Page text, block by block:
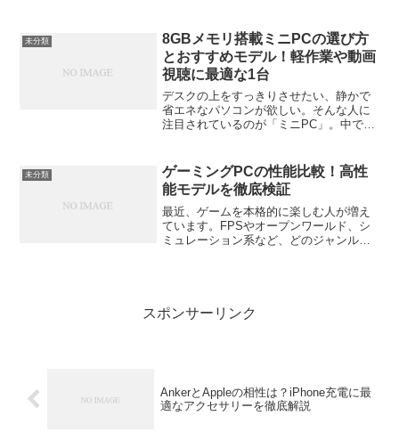
話しします。「自宅で手軽に充電する方
法」と聞くと、なん...
未分類
8GBメモリ搭載ミニPCの選び方
とおすすめモデル！軽作業や動画
視聴に最適な1台
デスクの上をすっきりさせたい、静かで
省エネなパソコンが欲しい。そんな人に
注目されているのが「ミニPC」。中で
いにぴったりの選択肢です。この記事で
は、8GBメモリを搭載...
未分類
ゲーミングPCの性能比較！高性
能モデルを徹底検証
最近、ゲームを本格的に楽しむ人が増え
ています。FPSやオープンワールド、シ
ミュレーション系など、どのジャンルも
スポンサーリンク
AnkerとAppleの相性は？iPhone充電に最
適なアクセサリーを徹底解説